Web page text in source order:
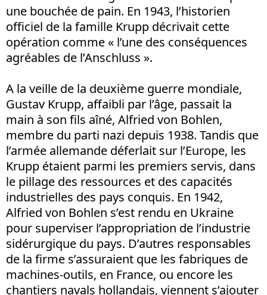
une bouchée de pain. En 1943, l’historien
officiel de la famille Krupp décrivait cette
opération comme « l’une des conséquences
agréables de l’Anschluss ».
A la veille de la deuxième guerre mondiale,
Gustav Krupp, affaibli par l’âge, passait la
main à son fils aîné, Alfried von Bohlen,
membre du parti nazi depuis 1938. Tandis que
l’armée allemande déferlait sur l’Europe, les
Krupp étaient parmi les premiers servis, dans
le pillage des ressources et des capacités
industrielles des pays conquis. En 1942,
Alfried von Bohlen s’est rendu en Ukraine
pour superviser l’appropriation de l’industrie
sidérurgique du pays. D’autres responsables
de la firme s’assuraient que les fabriques de
machines-outils, en France, ou encore les
chantiers navals hollandais, viennent s’ajouter